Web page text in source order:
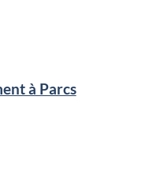
à Parcs